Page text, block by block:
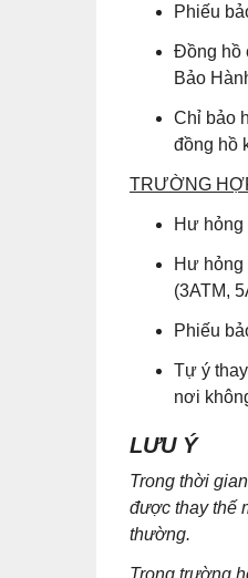
Phiếu
Đồng hồ
Bảo
Chỉ bảo
đồng hồ
TRƯỜNG
Hư hỏng
Hư
(3ATM,
Phiếu
Tự ý
nơi
LƯU Ý
Trong thời
được thay thế
thường.
Trong trường